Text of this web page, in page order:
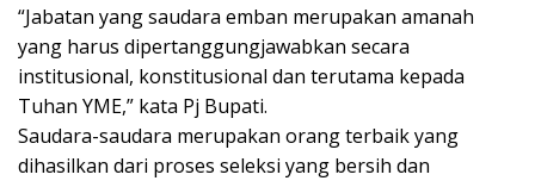
“Jabatan yang saudara emban merupakan amanah
yang harus dipertanggungjawabkan secara
institusional, konstitusional dan terutama kepada
Tuhan YME,” kata Pj Bupati.
Saudara-saudara merupakan orang terbaik yang
dihasilkan dari proses seleksi yang bersih dan